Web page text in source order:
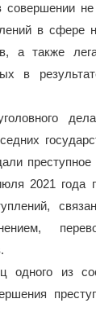
совершении
в сфере
а также
в
2021 года
одного из